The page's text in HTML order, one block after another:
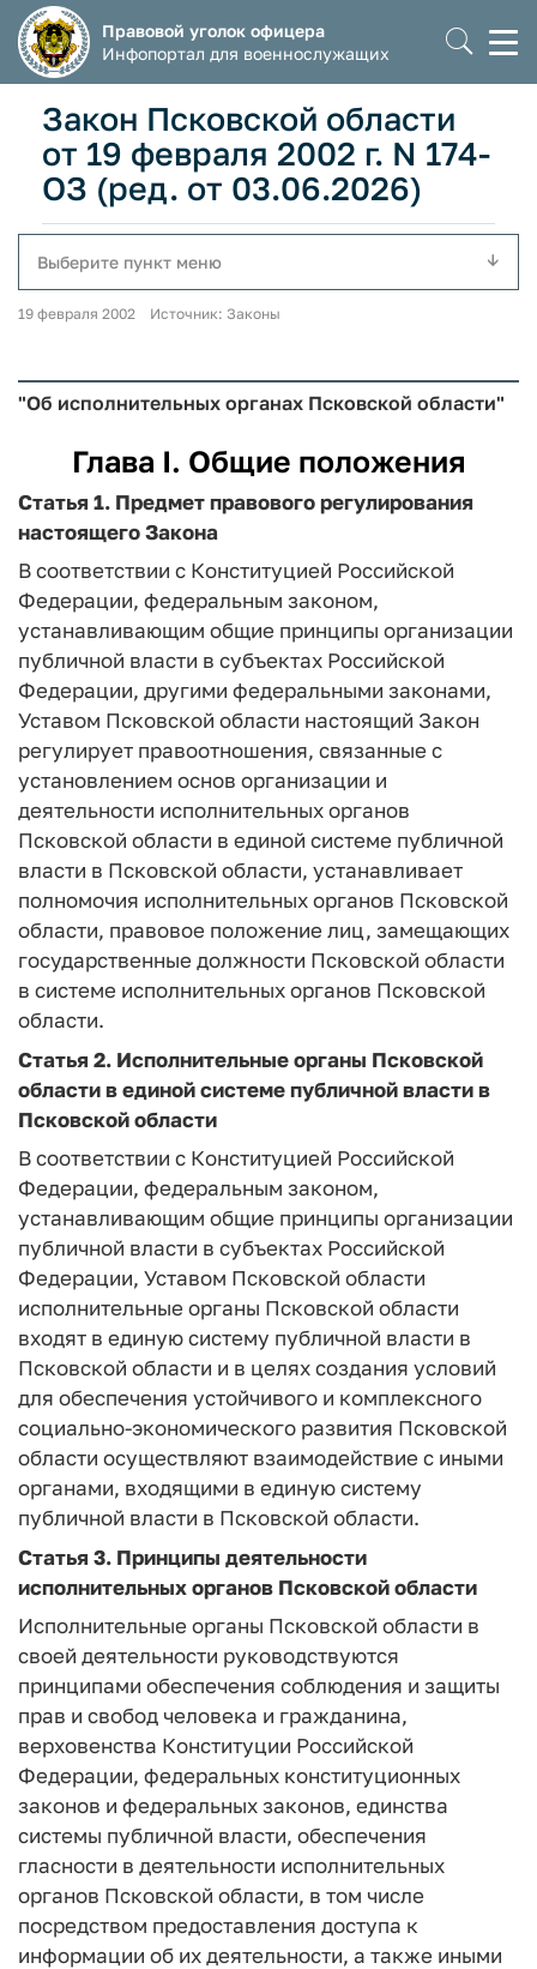
Правовой уголок офицера
Инфопортал для военнослужащих
Закон Псковской области
от 19 февраля 2002 г. N 174-
ОЗ (ред. от 03.06.2026)
Выберите пункт меню
19 февраля 2002 Источник: Законы
"Об исполнительных органах Псковской области"
Глава I. Общие положения
Статья 1. Предмет правового регулирования
настоящего Закона
В соответствии с Конституцией Российской
Федерации, федеральным законом,
устанавливающим общие принципы организации
публичной власти в субъектах Российской
Федерации, другими федеральными законами,
Уставом Псковской области настоящий Закон
регулирует правоотношения, связанные с
установлением основ организации и
деятельности исполнительных органов
Псковской области в единой системе публичной
власти в Псковской области, устанавливает
полномочия исполнительных органов Псковской
области, правовое положение лиц, замещающих
государственные должности Псковской области
в системе исполнительных органов Псковской
области.
Статья 2. Исполнительные органы Псковской
области в единой системе публичной власти в
Псковской области
В соответствии с Конституцией Российской
Федерации, федеральным законом,
устанавливающим общие принципы организации
публичной власти в субъектах Российской
Федерации, Уставом Псковской области
исполнительные органы Псковской области
входят в единую систему публичной власти в
Псковской области и в целях создания условий
для обеспечения устойчивого и комплексного
социально-экономического развития Псковской
области осуществляют взаимодействие с иными
органами, входящими в единую систему
публичной власти в Псковской области.
Статья 3. Принципы деятельности
исполнительных органов Псковской области
Исполнительные органы Псковской области в
своей деятельности руководствуются
принципами обеспечения соблюдения и защиты
прав и свобод человека и гражданина,
верховенства Конституции Российской
Федерации, федеральных конституционных
законов и федеральных законов, единства
системы публичной власти, обеспечения
гласности в деятельности исполнительных
органов Псковской области, в том числе
посредством предоставления доступа к
информации об их деятельности, а также иными